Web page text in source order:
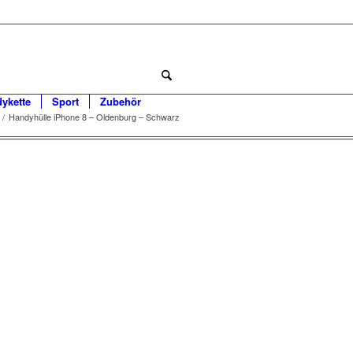
Sport Zubehör
/ Handyhülle iPhone 8 – Oldenburg – Schwarz